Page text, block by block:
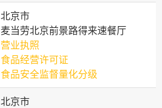
北京市
麦当劳北京前景路得来速餐厅
营业执照
食品经营许可证
食品安全监督量化分级
北京市